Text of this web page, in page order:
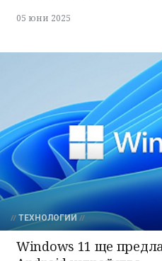
05 юни 2025
ТЕХНОЛОГИИ
Windows 11 ще